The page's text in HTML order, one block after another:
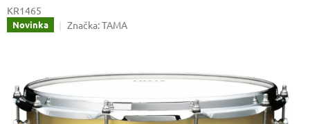
KR1465
Novinka Značka:TAMA